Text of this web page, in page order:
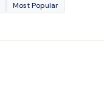
Most Popular